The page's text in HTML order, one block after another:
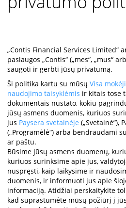
„Contis Financial Services Limited“
paslaugos „Contis“ („mes“, „mus“
saugoti ir gerbti jūsų privatumą.
Ši politika kartu su mūsų Visa
naudojimo taisyklėmis ir kitais tose
dokumentais nustato, kokiu
jūsų asmens duomenis, kuriuos
jus Paysera svetainėje („Svetainė”),
(„Programėlė“) arba bendraudami
ar paštu.
Būsime jūsų asmens duomenų,
kuriuos surinksime apie jus,
nuspręsti, kaip laikysime ir
duomenis, ir informuoti jus apie
informaciją. Atidžiai perskaitykite
kad suprastumėte mūsų požiūrį į